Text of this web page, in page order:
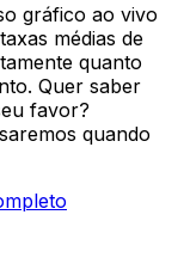
gráfico ao vivo
médias de
quanto
Quer saber
favor?
quando